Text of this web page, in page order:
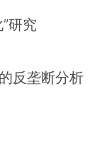
研究
反垄断分析